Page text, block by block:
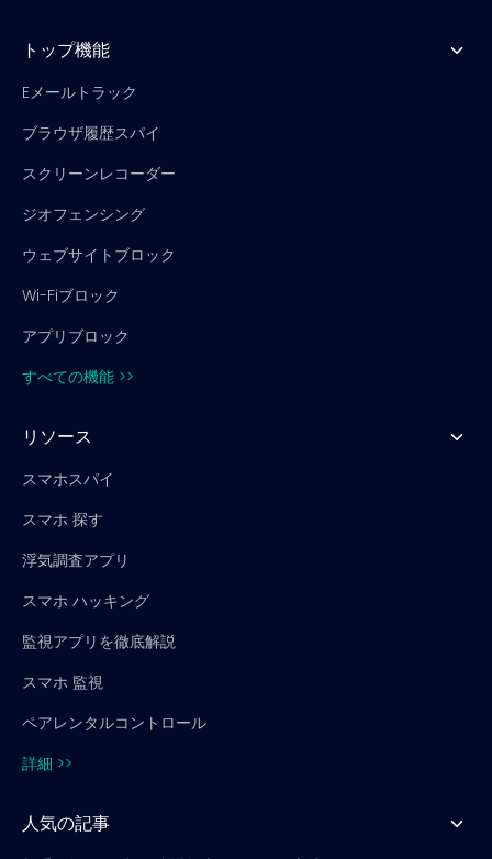
トップ機能
Eメールトラック
ブラウザ履歴スパイ
スクリーンレコーダー
ジオフェンシング
ウェブサイトブロック
Wi-Fiブロック
アプリブロック
すべての機能 >>
リソース
スマホスパイ
スマホ 探す
浮気調査アプリ
スマホ ハッキング
監視アプリを徹底解説
スマホ 監視
ペアレンタルコントロール
詳細 >>
人気の記事